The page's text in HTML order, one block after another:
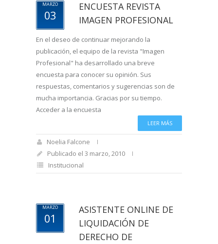
MARZO
03
ENCUESTA REVISTA
IMAGEN PROFESIONAL
En el deseo de continuar mejorando la
publicación, el equipo de la revista "Imagen
Profesional" ha desarrollado una breve
encuesta para conocer su opinión. Sus
respuestas, comentarios y sugerencias son de
mucha importancia. Gracias por su tiempo.
Acceder a la encuesta
LEER MÁS
Noelia Falcone
Publicado el 3 marzo, 2010
Institucional
MARZO
01
ASISTENTE ONLINE DE
LIQUIDACIÓN DE
DERECHO DE